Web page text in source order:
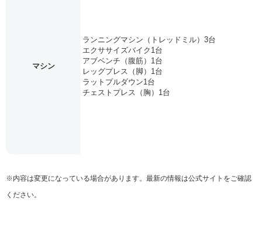
マシン
ランニングマシン（トレッドミル）3台
エクササイズバイク1台
アブベンチ（腹筋）1台
レッグプレス（脚）1台
ラットプルダウン1台
チェストプレス（胸）1台
※内容は変更になっている場合があります。最新の情報は公式サイトをご確認
ください。